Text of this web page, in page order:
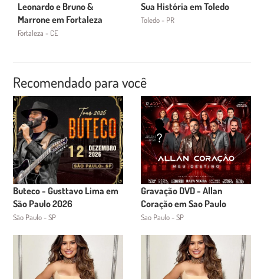
Leonardo e Bruno &
Marrone em Fortaleza
Fortaleza - CE
Sua História em Toledo
Toledo - PR
Recomendado para você
Buteco - Gusttavo Lima em
São Paulo 2026
São Paulo - SP
Gravação DVD - Allan
Coração em Sao Paulo
Sao Paulo - SP